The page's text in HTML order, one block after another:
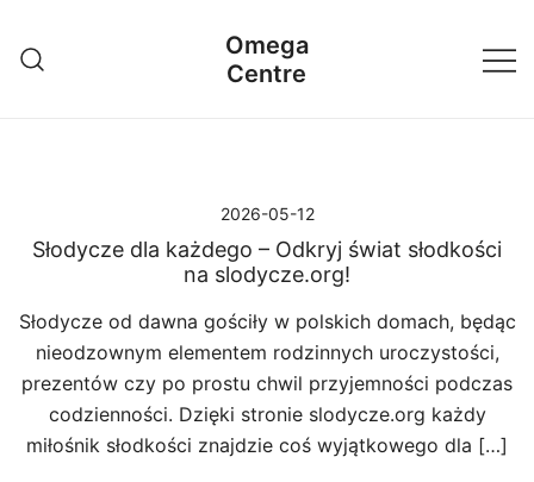
treści
Omega
Centre
2026-05-12
Słodycze dla każdego – Odkryj świat słodkości
na slodycze.org!
Słodycze od dawna gościły w polskich domach, będąc
nieodzownym elementem rodzinnych uroczystości,
prezentów czy po prostu chwil przyjemności podczas
codzienności. Dzięki stronie slodycze.org każdy
miłośnik słodkości znajdzie coś wyjątkowego dla […]